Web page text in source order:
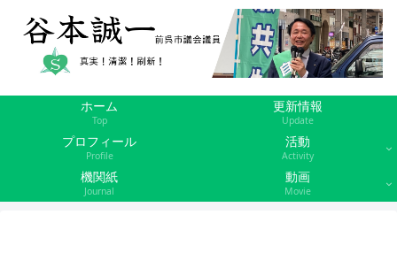
ホーム
Top
更新情報
Update
プロフィール
Profile
活動
Activity
機関紙
Journal
動画
Movie